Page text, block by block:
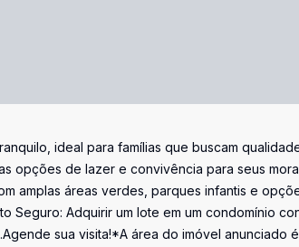
ideal para famílias que buscam
opções de lazer e convivência para seus
amplas áreas verdes, parques infantis e
Seguro: Adquirir um lote em um condomínio
sua visita!*A área do imóvel anunciado